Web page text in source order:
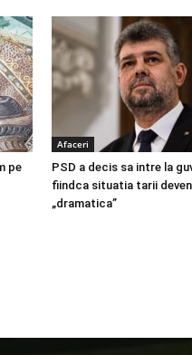
pe
Afaceri
PSD a decis sa intre la
fiindca situatia tarii
„dramatica”